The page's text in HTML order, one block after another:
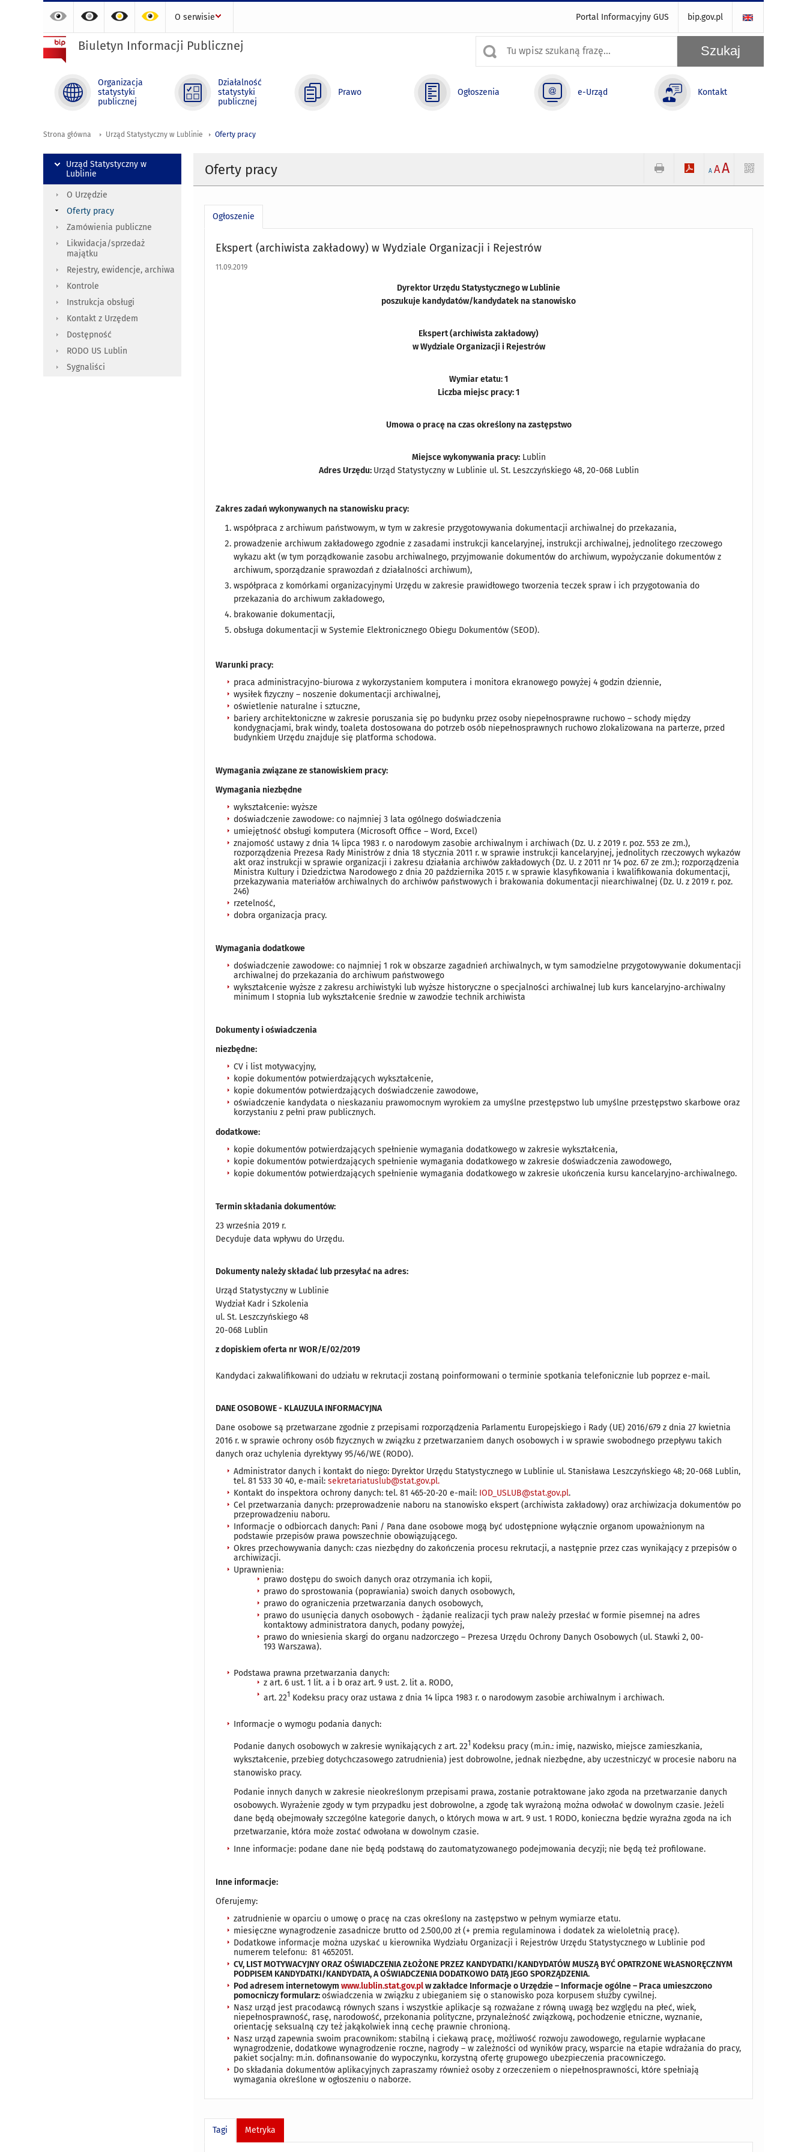
Portal Informacyjny GUS bip.gov.pl
O serwisie
Biuletyn Informacji Publicznej
Organizacja
statystyki
publicznej
Działalność
statystyki
publicznej
Prawo Ogłoszenia e-Urząd Kontakt
Strona główna Urząd Statystyczny w Lublinie Oferty pracy
Oferty pracy A AA
Ogłoszenie
Ekspert (archiwista zakładowy) w Wydziale Organizacji i Rejestrów
11.09.2019
Dyrektor Urzędu Statystycznego w Lublinie
poszukuje kandydatów/kandydatek na stanowisko
Ekspert (archiwista zakładowy)
w Wydziale Organizacji i Rejestrów
Wymiar etatu: 1
Liczba miejsc pracy: 1
Umowa o pracę na czas określony na zastępstwo
Miejsce wykonywania pracy:Lublin
Adres Urzędu: Urząd Statystyczny w Lublinie ul. St. Leszczyńskiego 48, 20-068 Lublin
Zakres zadań wykonywanych na stanowisku pracy:
współpraca z archiwum państwowym, w tym w zakresie przygotowywania dokumentacji archiwalnej do przekazania,
prowadzenie archiwum zakładowego zgodnie z zasadami instrukcji kancelaryjnej, instrukcji archiwalnej, jednolitego rzeczowego
wykazu akt (w tym porządkowanie zasobu archiwalnego, przyjmowanie dokumentów do archiwum, wypożyczanie dokumentów z
archiwum, sporządzanie sprawozdań z działalności archiwum),
współpraca z komórkami organizacyjnymi Urzędu w zakresie prawidłowego tworzenia teczek spraw i ich przygotowania do
przekazania do archiwum zakładowego,
brakowanie dokumentacji,
obsługa dokumentacji w Systemie Elektronicznego Obiegu Dokumentów (SEOD).
Warunki pracy:
praca administracyjno-biurowa z wykorzystaniem komputera i monitora ekranowego powyżej 4 godzin dziennie,
wysiłek fizyczny – noszenie dokumentacji archiwalnej,
oświetlenie naturalne i sztuczne,
bariery architektoniczne w zakresie poruszania się po budynku przez osoby niepełnosprawne ruchowo – schody między
kondygnacjami, brak windy, toaleta dostosowana do potrzeb osób niepełnosprawnych ruchowo zlokalizowana na parterze, przed
budynkiem Urzędu znajduje się platforma schodowa.
Wymagania związane ze stanowiskiem pracy:
Wymagania niezbędne
wykształcenie: wyższe
doświadczenie zawodowe: co najmniej 3 lata ogólnego doświadczenia
umiejętność obsługi komputera (Microsoft Office – Word, Excel)
znajomość ustawy z dnia 14 lipca 1983 r. o narodowym zasobie archiwalnym i archiwach (Dz. U. z 2019 r. poz. 553 ze zm.),
rozporządzenia Prezesa Rady Ministrów z dnia 18 stycznia 2011 r. w sprawie instrukcji kancelaryjnej, jednolitych rzeczowych wykazów
akt oraz instrukcji w sprawie organizacji i zakresu działania archiwów zakładowych (Dz. U. z 2011 nr 14 poz. 67 ze zm.); rozporządzenia
Ministra Kultury i Dziedzictwa Narodowego z dnia 20 października 2015 r. w sprawie klasyfikowania i kwalifikowania dokumentacji,
przekazywania materiałów archiwalnych do archiwów państwowych i brakowania dokumentacji niearchiwalnej (Dz. U. z 2019 r. poz.
246)
rzetelność,
dobra organizacja pracy.
Wymagania dodatkowe
doświadczenie zawodowe: co najmniej 1 rok w obszarze zagadnień archiwalnych, w tym samodzielne przygotowywanie dokumentacji
archiwalnej do przekazania do archiwum państwowego
wykształcenie wyższe z zakresu archiwistyki lub wyższe historyczne o specjalności archiwalnej lub kurs kancelaryjno-archiwalny
minimum I stopnia lub wykształcenie średnie w zawodzie technik archiwista
Dokumenty i oświadczenia
niezbędne:
CV i list motywacyjny,
kopie dokumentów potwierdzających wykształcenie,
kopie dokumentów potwierdzających doświadczenie zawodowe,
oświadczenie kandydata o nieskazaniu prawomocnym wyrokiem za umyślne przestępstwo lub umyślne przestępstwo skarbowe oraz
korzystaniu z pełni praw publicznych.
dodatkowe:
kopie dokumentów potwierdzających spełnienie wymagania dodatkowego w zakresie wykształcenia,
kopie dokumentów potwierdzających spełnienie wymagania dodatkowego w zakresie doświadczenia zawodowego,
kopie dokumentów potwierdzających spełnienie wymagania dodatkowego w zakresie ukończenia kursu kancelaryjno-archiwalnego.
Termin składania dokumentów:
23 września 2019 r.
Decyduje data wpływu do Urzędu.
Dokumenty należy składać lub przesyłać na adres:
Urząd Statystyczny w Lublinie
Wydział Kadr i Szkolenia
ul. St. Leszczyńskiego 48
20-068 Lublin
z dopiskiem oferta nr WOR/E/02/2019
Kandydaci zakwalifikowani do udziału w rekrutacji zostaną poinformowani o terminie spotkania telefonicznie lub poprzez e-mail.
DANE OSOBOWE - KLAUZULA INFORMACYJNA
Dane osobowe są przetwarzane zgodnie z przepisami rozporządzenia Parlamentu Europejskiego i Rady (UE) 2016/679 z dnia 27 kwietnia
2016 r. w sprawie ochrony osób fizycznych w związku z przetwarzaniem danych osobowych i w sprawie swobodnego przepływu takich
danych oraz uchylenia dyrektywy 95/46/WE (RODO).
Administrator danych i kontakt do niego: Dyrektor Urzędu Statystycznego w Lublinie ul. Stanisława Leszczyńskiego 48; 20-068 Lublin,
tel. 81 533 30 40, e-mail:sekretariatuslub@stat.gov.pl.
Kontakt do inspektora ochrony danych: tel. 81 465-20-20 e-mail: IOD_USLUB@stat.gov.pl.
Cel przetwarzania danych: przeprowadzenie naboru na stanowisko ekspert (archiwista zakładowy) oraz archiwizacja dokumentów po
przeprowadzeniu naboru.
Informacje o odbiorcach danych: Pani / Pana dane osobowe mogą być udostępnione wyłącznie organom upoważnionym na
podstawie przepisów prawa powszechnie obowiązującego.
Okres przechowywania danych: czas niezbędny do zakończenia procesu rekrutacji, a następnie przez czas wynikający z przepisów o
archiwizacji.
Uprawnienia:
prawo dostępu do swoich danych oraz otrzymania ich kopii,
prawo do sprostowania (poprawiania) swoich danych osobowych,
prawo do ograniczenia przetwarzania danych osobowych,
prawo do usunięcia danych osobowych - żądanie realizacji tych praw należy przesłać w formie pisemnej na adres
kontaktowy administratora danych, podany powyżej,
prawo do wniesienia skargi do organu nadzorczego – Prezesa Urzędu Ochrony Danych Osobowych (ul. Stawki 2, 00-
193 Warszawa).
Podstawa prawna przetwarzania danych:
z art. 6 ust. 1 lit. a i b oraz art. 9 ust. 2. lit a. RODO,
art. 221 Kodeksu pracy oraz ustawa z dnia 14 lipca 1983 r. o narodowym zasobie archiwalnym i archiwach.
Informacje o wymogu podania danych:
Podanie danych osobowych w zakresie wynikających z art. 221 Kodeksu pracy (m.in.: imię, nazwisko, miejsce zamieszkania,
wykształcenie, przebieg dotychczasowego zatrudnienia) jest dobrowolne, jednak niezbędne, aby uczestniczyć w procesie naboru na
stanowisko pracy.
Podanie innych danych w zakresie nieokreślonym przepisami prawa, zostanie potraktowane jako zgoda na przetwarzanie danych
osobowych. Wyrażenie zgody w tym przypadku jest dobrowolne, a zgodę tak wyrażoną można odwołać w dowolnym czasie. Jeżeli
dane będą obejmowały szczególne kategorie danych, o których mowa w art. 9 ust. 1 RODO, konieczna będzie wyraźna zgoda na ich
przetwarzanie, która może zostać odwołana w dowolnym czasie.
Inne informacje: podane dane nie będą podstawą do zautomatyzowanego podejmowania decyzji; nie będą też profilowane.
Inne informacje:
Oferujemy:
zatrudnienie w oparciu o umowę o pracę na czas określony na zastępstwo w pełnym wymiarze etatu.
miesięczne wynagrodzenie zasadnicze brutto od 2.500,00 zł (+ premia regulaminowa i dodatek za wieloletnią pracę).
Dodatkowe informacje można uzyskać u kierownika Wydziału Organizacji i Rejestrów Urzędu Statystycznego w Lublinie pod
numerem telefonu: 81 4652051.
CV, LIST MOTYWACYJNY ORAZ OŚWIADCZENIA ZŁOŻONE PRZEZ KANDYDATKI/KANDYDATÓW MUSZĄ BYĆ OPATRZONE WŁASNORĘCZNYM
PODPISEM KANDYDATKI/KANDYDATA, A OŚWIADCZENIA DODATKOWO DATĄ JEGO SPORZĄDZENIA.
Pod adresem internetowymwww.lublin.stat.gov.plw zakładce Informacje o Urzędzie – Informacje ogólne – Praca umieszczono
pomocniczy formularz:oświadczenia w związku z ubieganiem się o stanowisko poza korpusem służby cywilnej.
Nasz urząd jest pracodawcą równych szans i wszystkie aplikacje są rozważane z równą uwagą bez względu na płeć, wiek,
niepełnosprawność, rasę, narodowość, przekonania polityczne, przynależność związkową, pochodzenie etniczne, wyznanie,
orientację seksualną czy też jakąkolwiek inną cechę prawnie chronioną.
Nasz urząd zapewnia swoim pracownikom: stabilną i ciekawą pracę, możliwość rozwoju zawodowego, regularnie wypłacane
wynagrodzenie, dodatkowe wynagrodzenie roczne, nagrody – w zależności od wyników pracy, wsparcie na etapie wdrażania do pracy,
pakiet socjalny: m.in. dofinansowanie do wypoczynku, korzystną ofertę grupowego ubezpieczenia pracowniczego.
Do składania dokumentów aplikacyjnych zapraszamy również osoby z orzeczeniem o niepełnosprawności, które spełniają
wymagania określone w ogłoszeniu o naborze.
Tagi Metryka
Urząd Statystyczny w
Lublinie
O Urzędzie
Oferty pracy
Zamówienia publiczne
Likwidacja/sprzedaż
majątku
Rejestry, ewidencje, archiwa
Kontrole
Instrukcja obsługi
Kontakt z Urzędem
Dostępność
RODO US Lublin
Sygnaliści